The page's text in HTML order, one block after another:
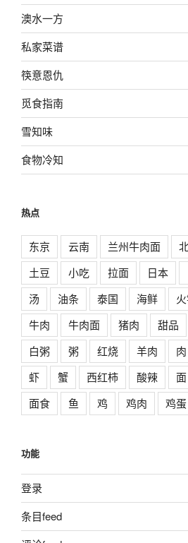
澳水一方
私家菜谱
筷意恩仇
觅食指南
雪知味
食物冷知
热点
东京 云南 兰州牛肉面
土豆
小吃 拉面 日本
汤
油条 泰国 海鲜
牛肉
牛肉面 猪肉 甜品
白粥
粥 红烧 羊肉 肉
虾
蟹 西红柿 酸辣 面
面食
鱼 鸡 鸡肉 鸡蛋
功能
登录
条目feed